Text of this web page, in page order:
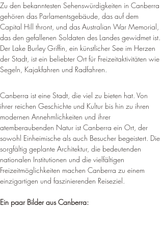
Zu den bekanntesten Sehenswürdigkeiten in Canberra
gehören das Parlamentsgebäude, das auf dem
Capital Hill thront, und das Australian War Memorial,
das den gefallenen Soldaten des Landes gewidmet ist.
Der Lake Burley Griffin, ein künstlicher See im Herzen
der Stadt, ist ein beliebter Ort für Freizeitaktivitäten wie
Segeln, Kajakfahren und Radfahren.
Canberra ist eine Stadt, die viel zu bieten hat. Von
ihrer reichen Geschichte und Kultur bis hin zu ihren
modernen Annehmlichkeiten und ihrer
atemberaubenden Natur ist Canberra ein Ort, der
sowohl Einheimische als auch Besucher begeistert. Die
sorgfältig geplante Architektur, die bedeutenden
nationalen Institutionen und die vielfältigen
Freizeitmöglichkeiten machen Canberra zu einem
einzigartigen und faszinierenden Reiseziel.
Ein paar Bilder aus Canberra: